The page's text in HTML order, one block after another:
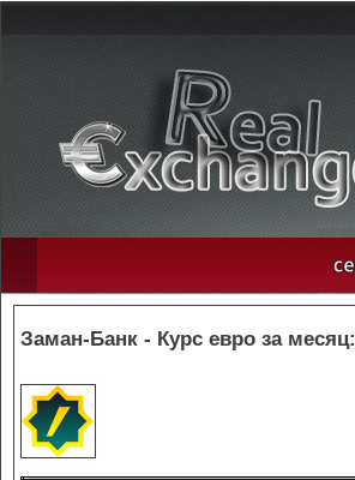
Заман-Банк - Курс евро за месяц: